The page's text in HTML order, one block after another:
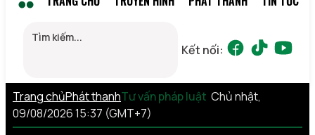
Kết nối:
Trang chủPhát thanhTư vấn pháp luật Chủ nhật,
09/08/2026 15:37 (GMT+7)